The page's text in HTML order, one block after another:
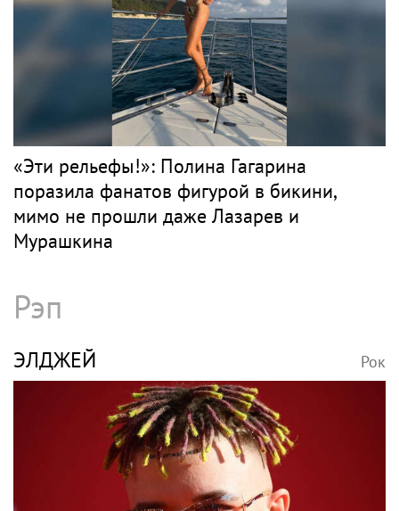
«Эти рельефы!»: Полина Гагарина
поразила фанатов фигурой в бикини,
мимо не прошли даже Лазарев и
Мурашкина
Рэп
ЭЛДЖЕЙ Рок